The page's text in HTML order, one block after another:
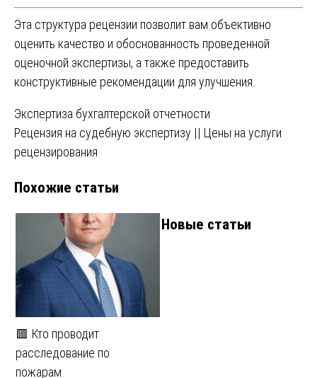
Эта структура рецензии позволит вам объективно
оценить качество и обоснованность проведенной
оценочной экспертизы, а также предоставить
конструктивные рекомендации для улучшения.
Навигация
по
Экспертиза бухгалтерской отчетности
Рецензия на судебную экспертизу || Цены на услуги
рецензирования
Похожие статьи
🟥 Кто проводит
расследование по
пожарам
Новые статьи